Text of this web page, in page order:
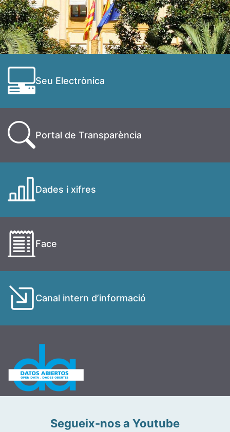
Seu Electrònica
Portal de Transparència
Dades i xifres
Face
Canal intern d’informació
Segueix-nos a Youtube